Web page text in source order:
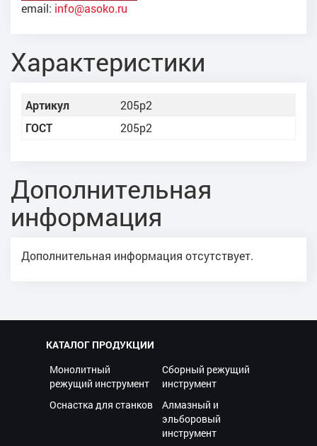
email: info@asoko.ru
Характеристики
Артикул
205р2
ГОСТ
205р2
Дополнительная
информация
Дополнительная информация отсутствует.
КАТАЛОГ ПРОДУКЦИИ
Монолитный
режущий инструмент
Сборный режущий
инструмент
Оснастка для станков
Алмазный и
эльборовый
инструмент